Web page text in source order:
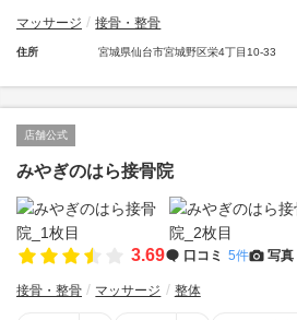
マッサージ 接骨・整骨
住所 宮城県仙台市宮城野区栄4丁目10-33
店舗公式
みやぎのはら接骨院
3.69 口コミ 5件 写真
接骨・整骨 マッサージ 整体